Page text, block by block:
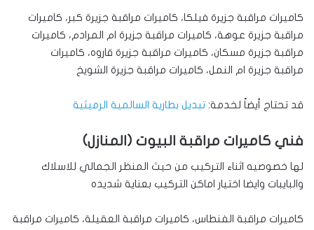
كاميرات مراقبة جزيرة فيلكا، كاميرات مراقبة جزيرة كبر، كاميرات
مراقبة جزيرة عوهة، كاميرات مراقبة جزيرة ام المرادم، كاميرات
مراقبة جزيرة مسكان، كاميرات مراقبة جزيرة قاروه، كاميرات
مراقبة جزيرة ام النمل، كاميرات مراقبة جزيرة الشويخ
قد تحتاج أيضاً لخدمة: تبديل بطارية السالمية الرميثية
فني كاميرات مراقبة البيوت (المنازل)
لها خصوصيه اثناء التركيب من حيث المنظر الجمالي للاسلاك
والبايبات وايضا اختيار اماكن التركيب بعناية شديده
كاميرات مراقبة الفنطاس، كاميرات مراقبة العقيلة، كاميرات مراقبة